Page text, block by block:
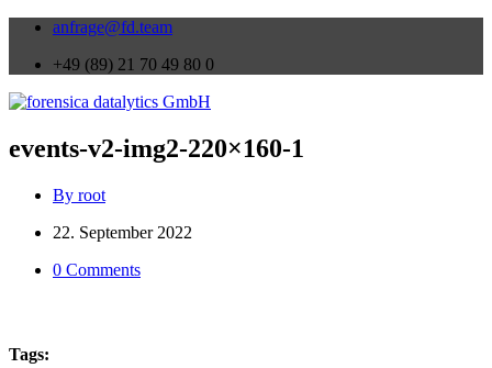
anfrage@fd.team
+49 (89) 21 70 49 80 0
events-v2-img2-220×160-1
By root
22. September 2022
0 Comments
Tags: